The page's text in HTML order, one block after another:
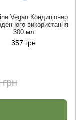
Vegan Кондиціонер
використання
300 мл
357 грн